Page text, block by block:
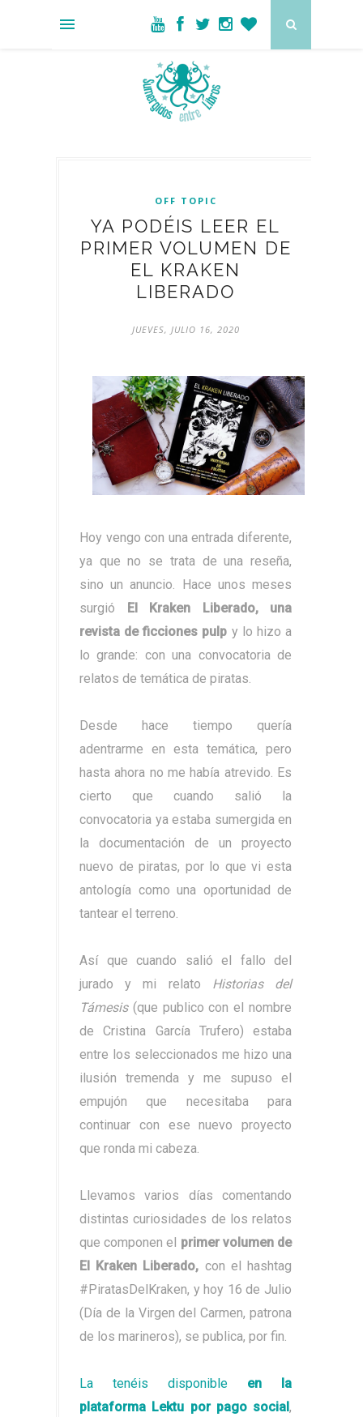
OFF TOPIC
YA PODÉIS LEER EL
PRIMER VOLUMEN DE
EL KRAKEN
LIBERADO
JUEVES, JULIO 16, 2020
Hoy vengo con una entrada diferente,
ya que no se trata de una reseña,
sino un anuncio. Hace unos meses
surgió
El Kraken Liberado, una
revista de ficciones pulp y lo hizo a
lo grande: con una convocatoria de
relatos de temática de piratas.
Desde hace tiempo quería
adentrarme en esta temática, pero
hasta ahora no me había atrevido. Es
cierto que cuando salió la
convocatoria ya estaba sumergida en
la documentación de un proyecto
nuevo de piratas, por lo que vi esta
antología como una oportunidad de
tantear el terreno.
Así que cuando salió el fallo del
jurado y mi relato Historias del
Támesis(que publico con el nombre
de Cristina García Trufero) estaba
entre los seleccionados me hizo una
ilusión tremenda y me supuso el
empujón que necesitaba para
continuar con ese nuevo proyecto
que ronda mi cabeza.
Llevamos varios días comentando
distintas curiosidades de los relatos
que componen el primer volumen de
El Kraken Liberado, con el hashtag
#PiratasDelKraken, y hoy 16 de Julio
(Día de la Virgen del Carmen, patrona
de los marineros), se publica, por fin.
La tenéis disponible en la
plataforma Lektu por pago social ,